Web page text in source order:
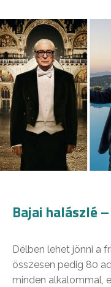
Bajai halászlé
Délben lehet jönni a
összesen pedig 80
minden alkalommal,